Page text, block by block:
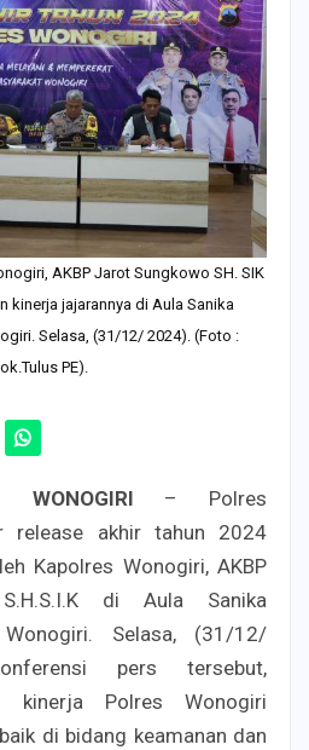
AKBP Jarot Sungkowo SH. SIK
kinerja jajarannya di Aula Sanika
Selasa, (31/12/ 2024). (Foto :
PE).
WONOGIRI – Polres
release akhir tahun 2024
Kapolres Wonogiri, AKBP
di Aula Sanika
Selasa, (31/12/
pers tersebut,
kinerja Polres Wonogiri
di bidang keamanan dan